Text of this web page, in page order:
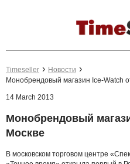
Timeseller
Новости
Монобрендовый магазин Ice-Watch
14 March 2013
Монобрендовый
Москве
В московском торговом центре